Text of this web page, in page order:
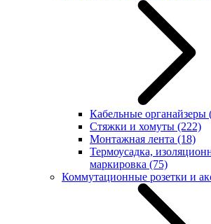
Кабельные органайзеры
Стяжки и хомуты (222)
Монтажная лента (18)
Термоусадка,
маркировка (75)
Коммутационные розетки и